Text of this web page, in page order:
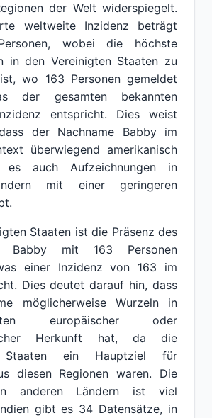
der Welt widerspiegelt.
weltweite Inzidenz beträgt
wobei die höchste
in den Vereinigten Staaten zu
wo 163 Personen gemeldet
der gesamten bekannten
entspricht. Dies weist
der Nachname Babby im
überwiegend amerikanisch
auch Aufzeichnungen in
mit einer geringeren
Staaten ist die Präsenz des
Babby mit 163 Personen
einer Inzidenz von 163 im
Dies deutet darauf hin, dass
möglicherweise Wurzeln in
europäischer oder
Herkunft hat, da die
Staaten ein Hauptziel für
diesen Regionen waren. Die
anderen Ländern ist viel
gibt es 34 Datensätze, in